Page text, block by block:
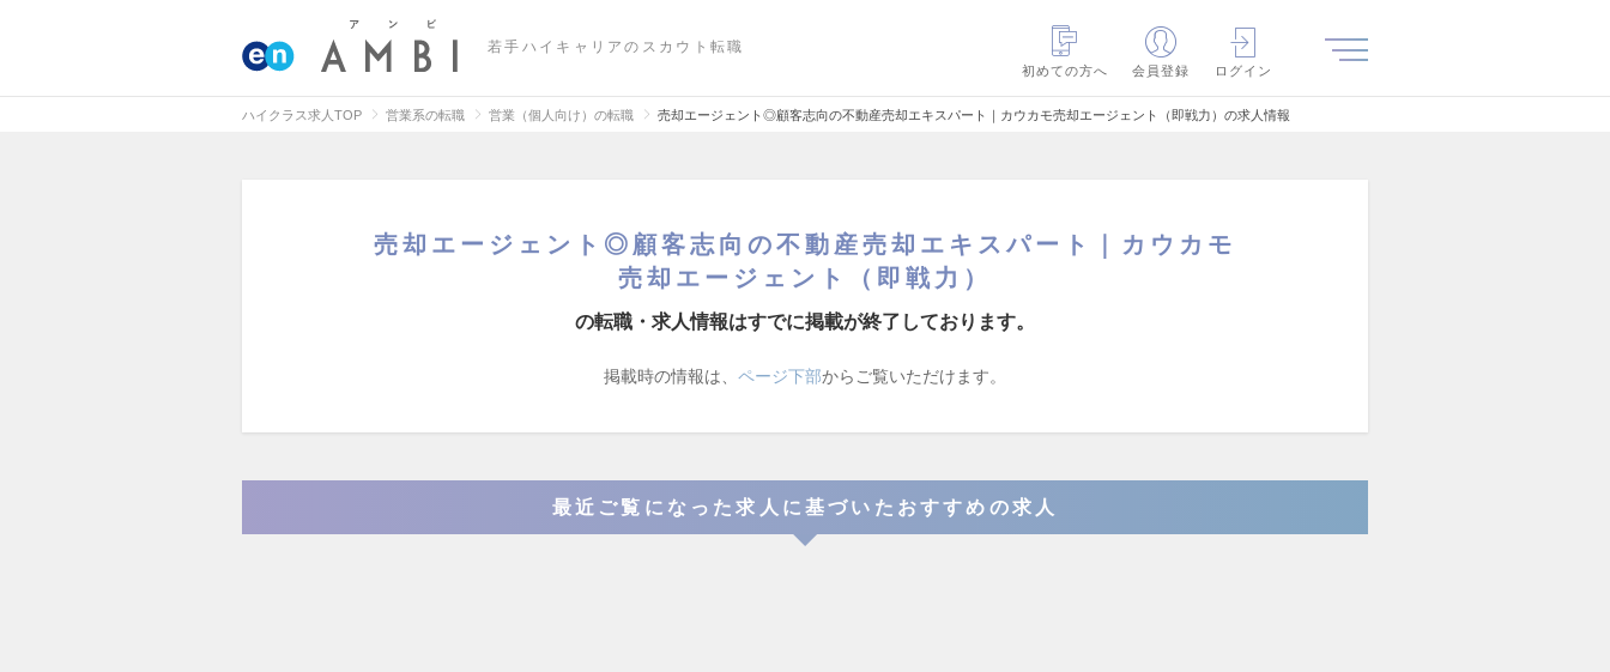
若手ハイキャリアのスカウト転職
初めての方へ
会員登録 ログイン
ハイクラス求人TOP 営業系の転職 営業（個人向け）の転職 売却エージェント◎顧客志向の不動産売却エキスパート｜カウカモ売却エージェント（即戦力）の求人情報
売却エージェント◎顧客志向の不動産売却エキスパート｜カウカモ
売却エージェント（即戦力）
の転職・求人情報はすでに掲載が終了しております。
掲載時の情報は、 ページ下部からご覧いただけます。
最近ご覧になった求人に基づいたおすすめの求人